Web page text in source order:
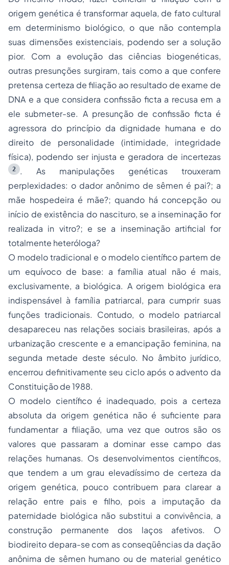
origem genética é transformar aquela, de fato cultural
em determinismo biológico, o que não contempla
suas dimensões existenciais, podendo ser a solução
pior. Com a evolução das ciências biogenéticas,
outras presunções surgiram, tais como a que confere
pretensa certeza de filiação ao resultado de exame de
DNA e a que considera confissão ficta a recusa em a
ele submeter-se. A presunção de confissão ficta é
agressora do princípio da dignidade humana e do
direito de personalidade (intimidade, integridade
física), podendo ser injusta e geradora de incertezas
2
. As manipulações genéticas trouxeram
perplexidades: o dador anônimo de sêmen é pai?; a
mãe hospedeira é mãe?; quando há concepção ou
início de existência do nascituro, se a inseminação for
realizada in vitro?; e se a inseminação artificial for
totalmente heteróloga?
O modelo tradicional e o modelo científico partem de
um equívoco de base: a família atual não é mais,
exclusivamente, a biológica. A origem biológica era
indispensável à família patriarcal, para cumprir suas
funções tradicionais. Contudo, o modelo patriarcal
desapareceu nas relações sociais brasileiras, após a
urbanização crescente e a emancipação feminina, na
segunda metade deste século. No âmbito jurídico,
encerrou definitivamente seu ciclo após o advento da
Constituição de 1988.
O modelo científico é inadequado, pois a certeza
absoluta da origem genética não é suficiente para
fundamentar a filiação, uma vez que outros são os
valores que passaram a dominar esse campo das
relações humanas. Os desenvolvimentos científicos,
que tendem a um grau elevadíssimo de certeza da
origem genética, pouco contribuem para clarear a
relação entre pais e filho, pois a imputação da
paternidade biológica não substitui a convivência, a
construção permanente dos laços afetivos. O
biodireito depara-se com as conseqüências da dação
anônima de sêmen humano ou de material genético